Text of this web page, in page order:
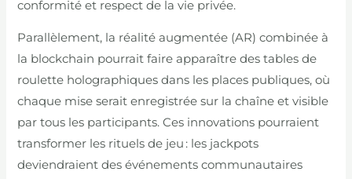
conformité et respect de la vie privée.
Parallèlement, la réalité augmentée (AR) combinée à
la blockchain pourrait faire apparaître des tables de
roulette holographiques dans les places publiques, où
chaque mise serait enregistrée sur la chaîne et visible
par tous les participants. Ces innovations pourraient
transformer les rituels de jeu : les jackpots
deviendraient des événements communautaires